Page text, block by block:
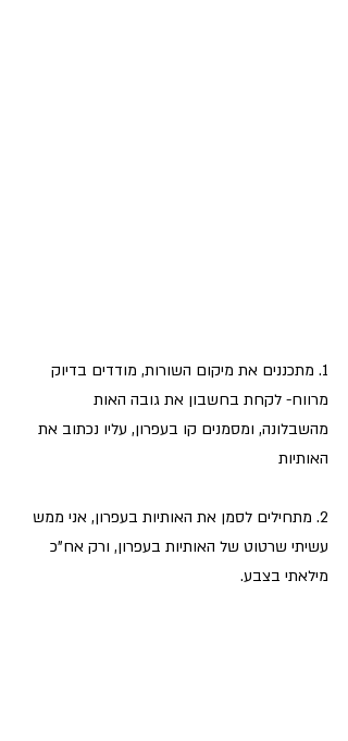
1. מתכננים את מיקום השורות, מודדים בדיוק
מרווח- לקחת בחשבון את גובה האות
מהשבלונה, ומסמנים קו בעפרון, עליו נכתוב את
האותיות
2. מתחילים לסמן את האותיות בעפרון, אני ממש
עשיתי שרטוט של האותיות בעפרון, ורק אח"כ
מילאתי בצבע.